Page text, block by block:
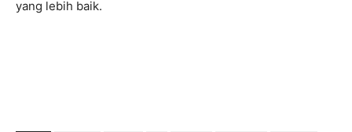
yang lebih baik.